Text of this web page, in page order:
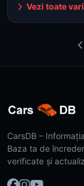
Vezi toate
CarsDB –
Baza ta de
verificate și